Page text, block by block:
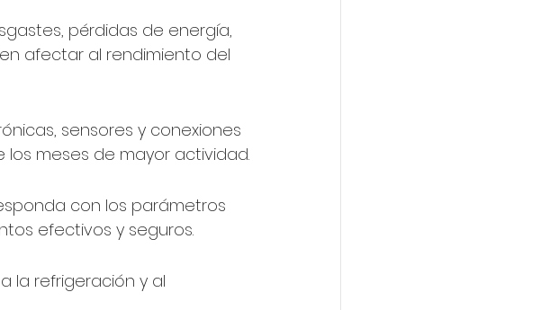
pérdidas de energía,
afectar al rendimiento del
sensores y conexiones
meses de mayor actividad.
con los parámetros
efectivos y seguros.
la refrigeración y al